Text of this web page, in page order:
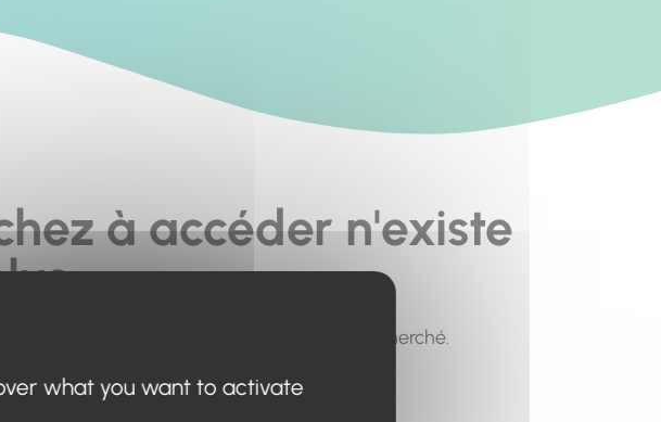
à accéder n'existe
à utiliser le menu pour trouver le contenu recherché.
what you want to activate